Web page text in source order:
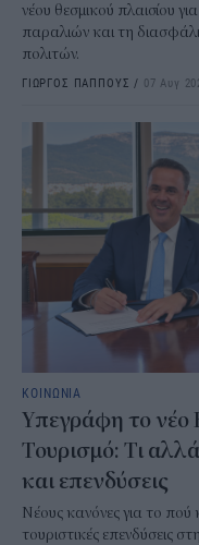
νέου θεσμικού πλαισίου
παραλιών και τη
πολιτών.
ΓΙΩΡΓΟΣ ΠΑΠΠΟΥΣ / 07 Αυγ
ΚΟΙΝΩΝΙΑ
Υπεγράφη το νέο
Τουρισμό: Τι
και επενδύσεις
Νέους κανόνες για το πού
τουριστικές επενδύσεις